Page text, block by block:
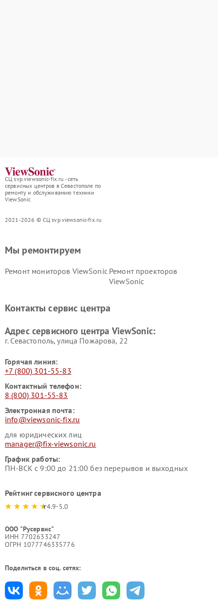
СЦ svp.viewsonic-fix.ru - сеть
сервисных центров в Севастополе по
ремонту и обслуживанию техники
ViewSonic
2021-2026 © СЦ svp.viewsonic-fix.ru
Мы ремонтируем
Ремонт мониторов ViewSonic Ремонт проекторов
ViewSonic
Контакты сервис центра
Адрес сервисного центра ViewSonic:
г. Севастополь, улица Пожарова, 22
Горячая линия:
+7 (800) 301-55-83
Контактный телефон:
8 (800) 301-55-83
Электронная почта:
info@viewsonic-fix.ru
для юридических лиц
manager@fix-viewsonic.ru
График работы:
ПН-ВСК с 9:00 до 21:00 без перерывов и выходных
Рейтинг сервисного центра
4.9-5.0
ООО "Русервис"
ИНН 7702633247
ОГРН 1077746335776
Поделиться в соц. сетях: